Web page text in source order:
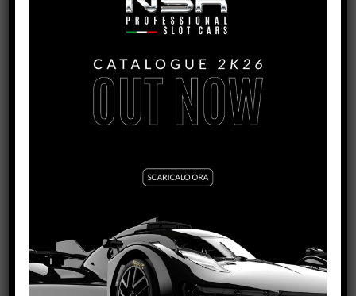
PRODOTTI CORRELATI
MCLAREN 720S – 2SEAS #7 GULF 12 HOURS
BAHRAIN 2021
VEDI IL PRODOTTO
MERCEDES AMG GT3 – REPSOL RACING #7